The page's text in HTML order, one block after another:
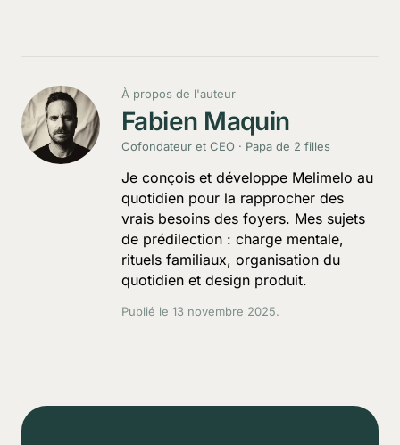
À propos de l'auteur
Fabien Maquin
Cofondateur et CEO · Papa de 2 filles
Je conçois et développe Melimelo au
quotidien pour la rapprocher des
vrais besoins des foyers. Mes sujets
de prédilection : charge mentale,
rituels familiaux, organisation du
quotidien et design produit.
Publié le 13 novembre 2025.